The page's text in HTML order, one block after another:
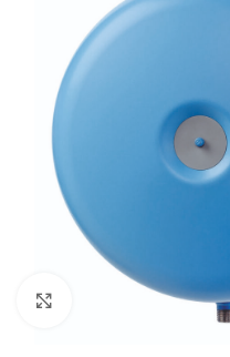
Click to enlarge